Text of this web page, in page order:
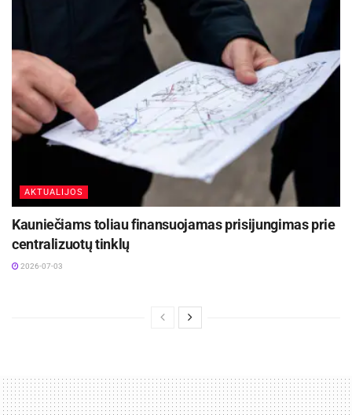
AKTUALIJOS
Kauniečiams toliau finansuojamas prisijungimas prie
centralizuotų tinklų
2026-07-03